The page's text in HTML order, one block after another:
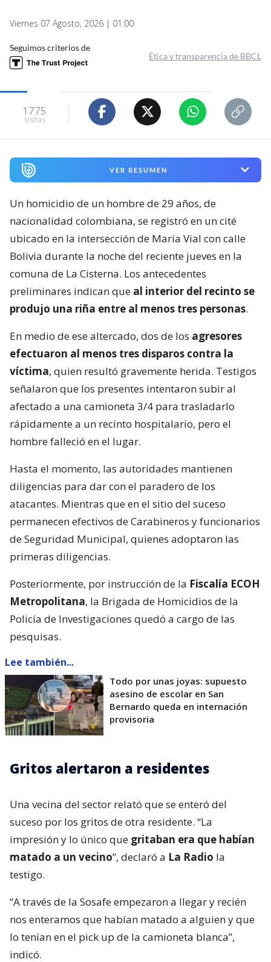
Viernes 07 Agosto, 2026 | 01:00
Seguimos criterios de
Ética y transparencia de BBCL
1775
visitas
VER RESUMEN
Un homicidio de un hombre de 29 años, de
nacionalidad colombiana, se registró en un cité
ubicado en la intersección de María Vial con calle
Bolivia durante la noche del reciente jueves en la
comuna de La Cisterna. Los antecedentes
preliminares indican que al interior del recinto se
produjo una riña entre al menos tres personas.
En medio de ese altercado, dos de los agresores
efectuaron al menos tres disparos contra la
víctima, quien resultó gravemente herida. Testigos
señalaron que los presentes intentaron subir al
afectado a una camioneta 3/4 para trasladarlo
rápidamente a un recinto hospitalario, pero el
hombre falleció en el lugar.
Hasta el momento, las autoridades mantienen
diligencias para dar con el paradero de los
atacantes. Mientras que en el sitio del suceso
permanecen efectivos de Carabineros y funcionarios
de Seguridad Municipal, quienes adoptaron las
primeras diligencias.
Posteriormente, por instrucción de la Fiscalía ECOH
Metropolitana, la Brigada de Homicidios de la
Policía de Investigaciones quedó a cargo de las
pesquisas.
Lee también...
Todo por unas joyas: supuesto
asesino de escolar en San
Bernardo queda en internación
provisoria
Gritos alertaron a residentes
Una vecina del sector relató que se enteró del
suceso por los gritos de otra residente. “La
impresión y lo único que gritaban era que habían
matado a un vecino”, declaró a La Radio la
testigo.
“A través de la Sosafe empezaron a llegar y recién
nos enteramos que habían matado a alguien y que
lo tenían en el pick up de la camioneta blanca”,
indicó.